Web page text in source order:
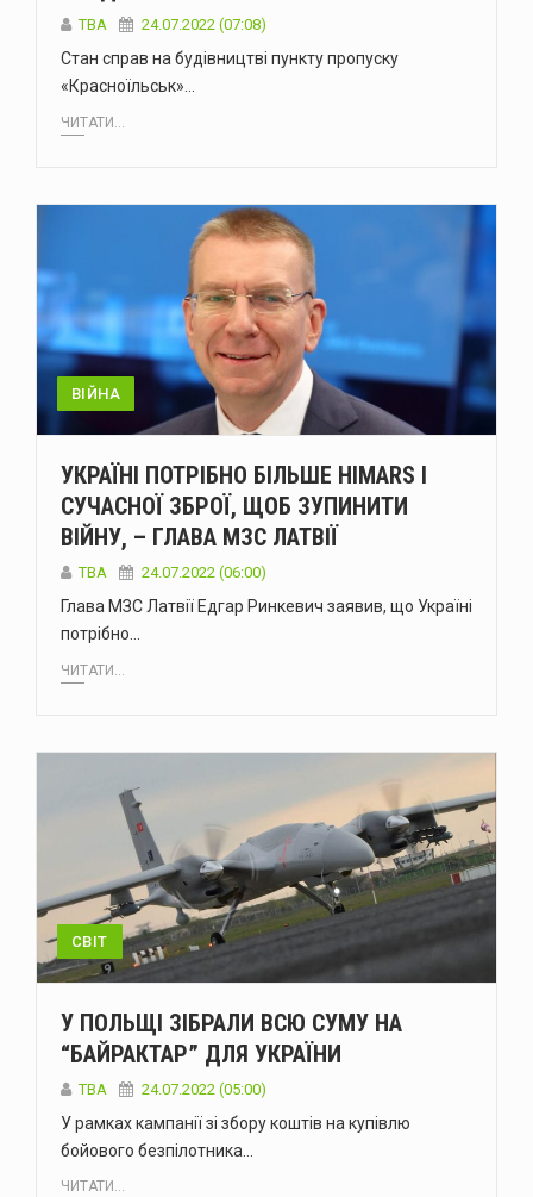
ТВА 24.07.2022 (07:08)
Стан справ на будівництві пункту пропуску
«Красноїльськ»…
ЧИТАТИ...
ВІЙНА
УКРАЇНІ ПОТРІБНО БІЛЬШЕ HIMARS І
СУЧАСНОЇ ЗБРОЇ, ЩОБ ЗУПИНИТИ
ВІЙНУ, – ГЛАВА МЗС ЛАТВІЇ
ТВА 24.07.2022 (06:00)
Глава МЗС Латвії Едгар Ринкевич заявив, що Україні
потрібно…
ЧИТАТИ...
СВІТ
У ПОЛЬЩІ ЗІБРАЛИ ВСЮ СУМУ НА
“БАЙРАКТАР” ДЛЯ УКРАЇНИ
ТВА 24.07.2022 (05:00)
У рамках кампанії зі збору коштів на купівлю
бойового безпілотника…
ЧИТАТИ...